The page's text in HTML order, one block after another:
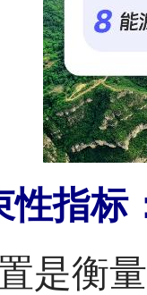
性指标
衡量